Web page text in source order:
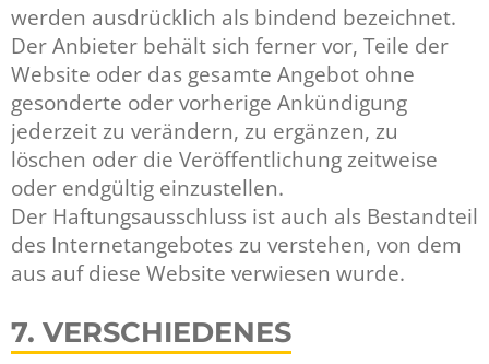
werden ausdrücklich als bindend bezeichnet.
Der Anbieter behält sich ferner vor, Teile der
Website oder das gesamte Angebot ohne
gesonderte oder vorherige Ankündigung
jederzeit zu verändern, zu ergänzen, zu
löschen oder die Veröffentlichung zeitweise
oder endgültig einzustellen.
Der Haftungsausschluss ist auch als Bestandteil
des Internetangebotes zu verstehen, von dem
aus auf diese Website verwiesen wurde.
7. VERSCHIEDENES